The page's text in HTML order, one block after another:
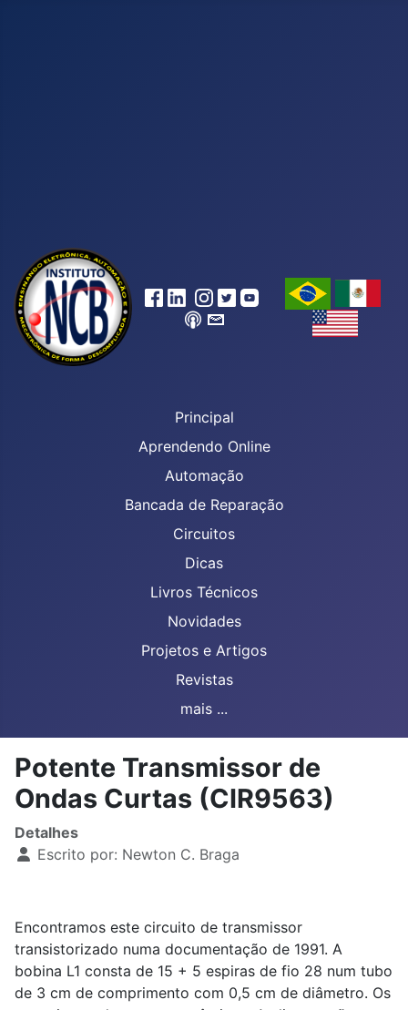
Principal
Aprendendo Online
Automação
Bancada de Reparação
Circuitos
Dicas
Livros Técnicos
Novidades
Projetos e Artigos
Revistas
mais ...
Potente Transmissor de
Ondas Curtas (CIR9563)
Detalhes
Escrito por: Newton C. Braga
Encontramos este circuito de transmissor
transistorizado numa documentação de 1991. A
bobina L1 consta de 15 + 5 espiras de fio 28 num tubo
de 3 cm de comprimento com 0,5 cm de diâmetro. Os